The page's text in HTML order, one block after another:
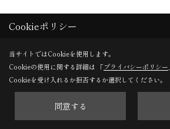
屋根に断熱材を入れています。
Cookieポリシー
当サイトではCookieを使用します。
Cookieの使用に関する詳細は 「プライバシーポリシー
Cookieを受け入れるか拒否するか選択してください。
同意する